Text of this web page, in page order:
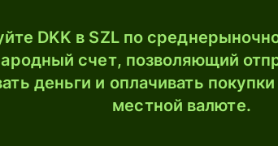
DKK в SZL по
счет, позволяющий
деньги и оплачивать
местной валюте.